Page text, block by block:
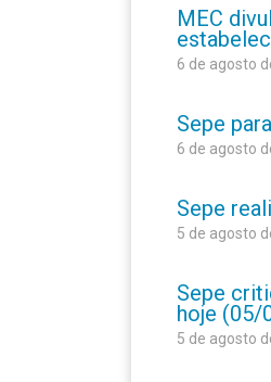
MEC
6 de agosto
Sepe
6 de agosto
Sepe
5 de agosto
Sepe
hoje (05/
5 de agosto